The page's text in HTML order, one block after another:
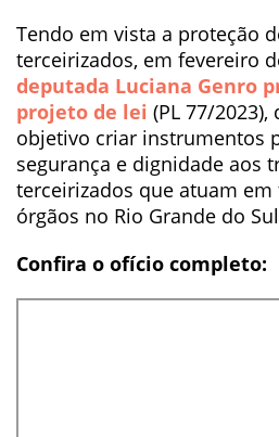
Tendo em vista a proteção
terceirizados, em fevereiro
deputada Luciana Genro
projeto de lei (PL 77/
objetivo criar instrumentos
segurança e dignidade aos
terceirizados que atuam
órgãos no Rio Grande do
Confira o ofício completo: